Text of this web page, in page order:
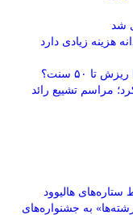
شد
هزینه زیادی دارد
مراسم تشییع رائد
هالیوود
به جشنواره‌های